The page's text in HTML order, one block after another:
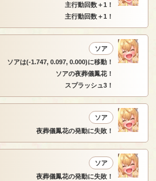
主行動回数＋1！
主行動回数＋1！
ソア
ソアは(-1.747, 0.097, 0.000)に移動！
ソアの夜葬儀鳳花！
スプラッシュ3！
ソア
夜葬儀鳳花の発動に失敗！
ソア
夜葬儀鳳花の発動に失敗！